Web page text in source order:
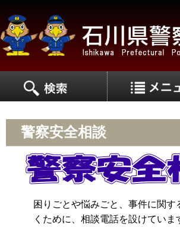
警察安全相談
困りごとや悩みごと、事件に関
くために、相談電話を設けていま